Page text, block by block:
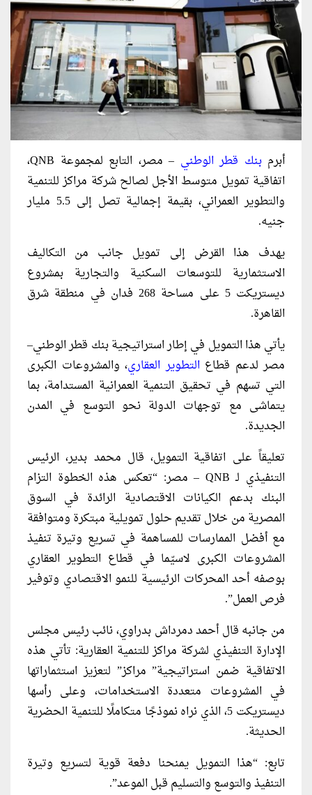
أبرمبنك قطر الوطني
– مصر، التابع لمجموعة QNB،
اتفاقية تمويل متوسط الأجل لصالح شركة مراكز للتنمية
والتطوير العمراني، بقيمة إجمالية تصل إلى 5.5 مليار
جنيه.
يهدف هذا القرض إلى تمويل جانب من التكاليف
الاستثمارية للتوسعات السكنية والتجارية بمشروع
ديستريكت 5 على مساحة 268 فدان في منطقة شرق
القاهرة.
يأتي هذا التمويل في إطار استراتيجية بنك قطر الوطني–
مصر لدعم قطاع التطوير العقاري، والمشروعات الكبرى
التي تسهم في تحقيق التنمية العمرانية المستدامة، بما
يتماشى مع توجهات الدولة نحو التوسع في المدن
الجديدة.
تعليقاً على اتفاقية التمويل، قال محمد بدير، الرئيس
التنفيذي لـ QNB – مصر: “تعكس هذه الخطوة التزام
البنك بدعم الكيانات الاقتصادية الرائدة في السوق
المصرية من خلال تقديم حلول تمويلية مبتكرة ومتوافقة
مع أفضل الممارسات للمساهمة في تسريع وتيرة تنفيذ
المشروعات الكبرى لاسيّما في قطاع التطوير العقاري
بوصفه أحد المحركات الرئيسية للنمو الاقتصادي وتوفير
فرص العمل”.
من جانبه قال أحمد دمرداش بدراوي، نائب رئيس مجلس
الإدارة التنفيذي لشركة مراكز للتنمية العقارية: تأتي هذه
الاتفاقية ضمن استراتيجية” مراكز” لتعزيز استثماراتها
في المشروعات متعددة الاستخدامات، وعلى رأسها
ديستريكت 5، الذي نراه نموذجًا متكاملًا للتنمية الحضرية
الحديثة.
تابع: “هذا التمويل يمنحنا دفعة قوية لتسريع وتيرة
التنفيذ والتوسع والتسليم قبل الموعد”.